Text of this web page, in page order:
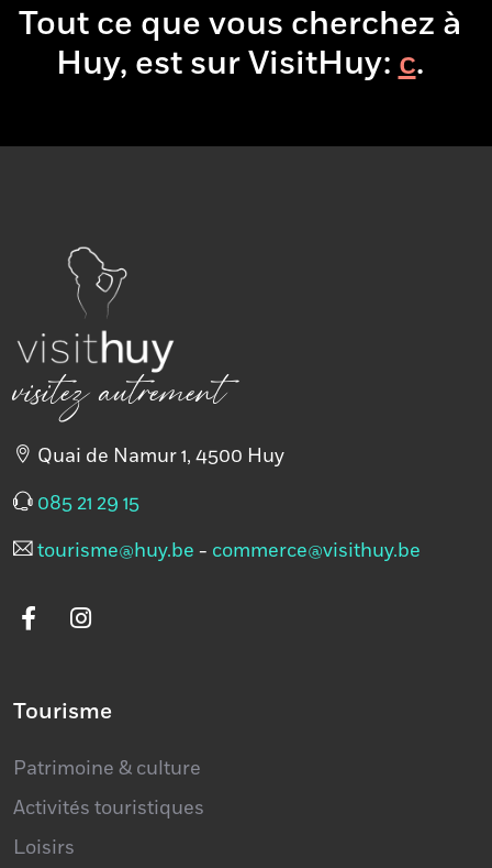
Tout ce que vous cherchez à
Huy, est sur VisitHuy:boire
visitez autrement
Quai de Namur 1, 4500 Huy
085 21 29 15
tourisme@huy.be - commerce@visithuy.be
Tourisme
Patrimoine & culture
Activités touristiques
Loisirs